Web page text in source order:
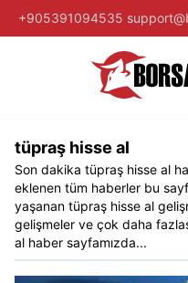
+905391094535
tüpraş hisse al​
Son dakika tüpraş hisse al​
eklenen tüm haberler bu
yaşanan tüpraş hisse al​
gelişmeler ve çok daha
al​ haber sayfamızda...